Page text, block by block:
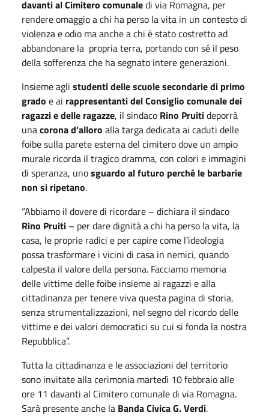
davanti al Cimitero comunaledi via Romagna, per
rendere omaggio a chi ha perso la vita in un contesto di
violenza e odio ma anche a chi è stato costretto ad
abbandonare la propria terra, portando con sé il peso
della sofferenza che ha segnato intere generazioni.
Insieme agli studenti delle scuole secondarie di primo
grado e ai rappresentanti del Consiglio comunale dei
ragazzi e delle ragazze, il sindaco Rino Pruitideporrà
unacorona d’alloro alla targa dedicata ai caduti delle
foibe sulla parete esterna del cimitero dove un ampio
murale ricorda il tragico dramma, con colori e immagini
di speranza, unosguardo al futuro perché le barbarie
non si ripetano.
“Abbiamo il dovere di ricordare – dichiara il sindaco
Rino Pruiti – per dare dignità a chi ha perso la vita, la
casa, le proprie radici e per capire come l’ideologia
possa trasformare i vicini di casa in nemici, quando
calpesta il valore della persona. Facciamo memoria
delle vittime delle foibe insieme ai ragazzi e alla
cittadinanza per tenere viva questa pagina di storia,
senza strumentalizzazioni, nel segno del ricordo delle
vittime e dei valori democratici su cui si fonda la nostra
Repubblica”.
Tutta la cittadinanza e le associazioni del territorio
sono invitate alla cerimonia martedì 10 febbraio alle
ore 11 davanti al Cimitero comunale di via Romagna.
Sarà presente anche la Banda Civica G. Verdi.